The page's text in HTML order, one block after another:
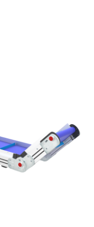
mit Scharnieren
Legierung,
Bremse (2+2)